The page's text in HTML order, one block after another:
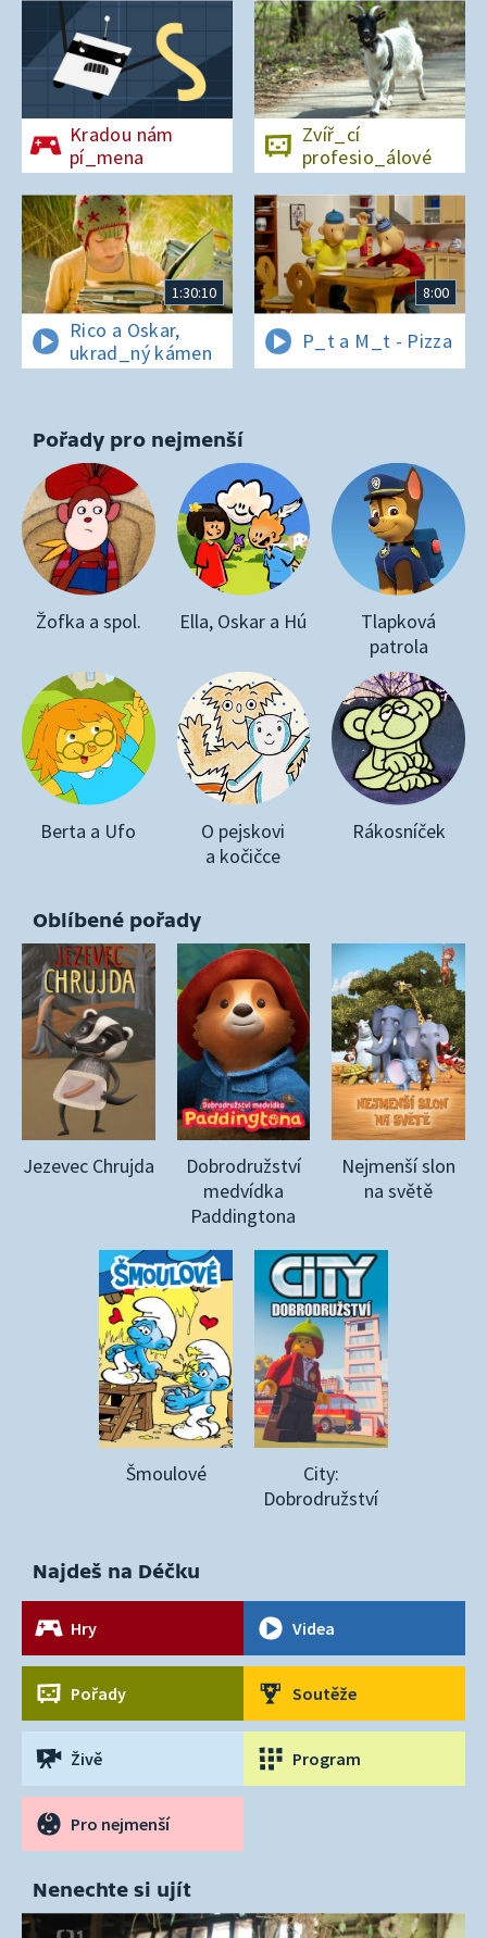
Kradou nám
pí_mena
Zvíř_cí
profesio_álové
1:30:10
Rico a Oskar,
ukrad_ný kámen
8:00
P_t a M_t - Pizza
Pořady pro nejmenší
Žofka a spol. Ella, Oskar a Hú
Tlapková
patrola
Berta a Ufo
O pejskovi
a kočičce
Rákosníček
Oblíbené pořady
Jezevec Chrujda
Dobrodružství
medvídka
Paddingtona
Nejmenší slon
na světě
Šmoulové
City:
Dobrodružství
Najdeš na Déčku
Hry Videa
Pořady Soutěže
Živě Program
Pro nejmenší
Nenechte si ujít